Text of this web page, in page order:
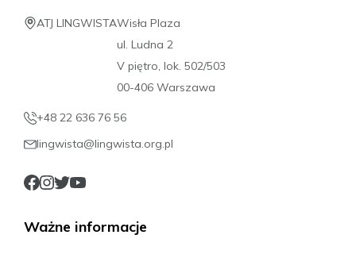
ATJ LINGWISTAWisła Plaza
ul. Ludna 2
V piętro, lok. 502/503
00-406 Warszawa
+48 22 636 76 56
lingwista@lingwista.org.pl
Ważne informacje